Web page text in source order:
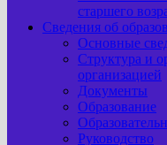
старшего
Сведения об
Основные
Структура и
организацией
Документы
Образование
Руководство